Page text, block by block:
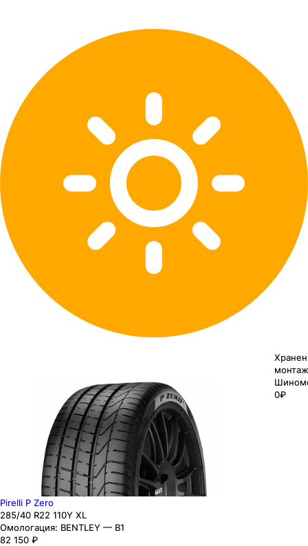
0₽
Pirelli P Zero
285/40 R22 110Y XL
Омологация: BENTLEY — B1
82 150 ₽